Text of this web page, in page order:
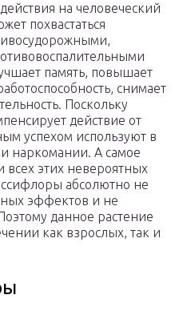
на человеческий
похвастаться
память, повышает
снимает
Поскольку
действие от
успехом используют в
наркомании. А самое
всех этих невероятных
абсолютно не
эффектов и не
данное растение
как взрослых, так и